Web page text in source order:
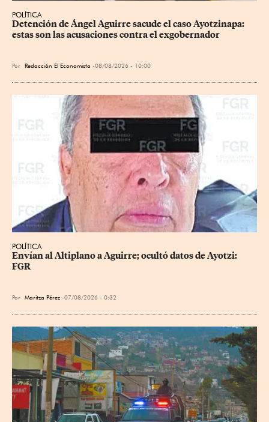
POLÍTICA
Detención de Ángel Aguirre sacude el caso Ayotzinapa:
estas son las acusaciones contra el exgobernador
Por Redacción El Economista 08/08/2026 - 10:00
POLÍTICA
Envían al Altiplano a Aguirre; ocultó datos de Ayotzi:
FGR
Por Maritza Pérez 07/08/2026 - 0:32